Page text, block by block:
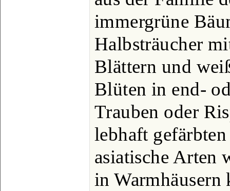
immergrüne
Halbsträucher
Blättern und
Blüten in end-
Trauben oder
lebhaft
asiatische Arten
in